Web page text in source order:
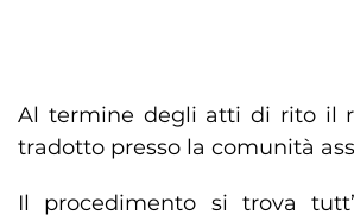
Al termine degli atti di rito il
tradotto presso la comunità
Il procedimento si trova